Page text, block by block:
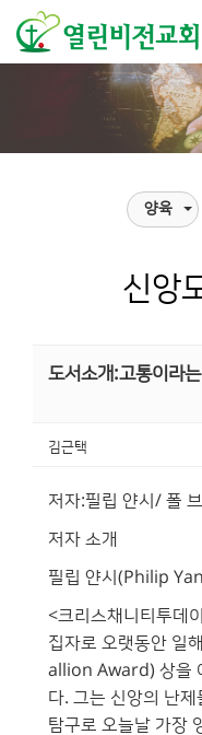
양육
신앙
도서소개:고통이라
김근택
저자:필립 얀시/ 폴
저자 소개
필립 얀시(Philip
<크리스채니티투데
집자로 오랫동안 일
allion Award) 상을
다. 그는 신앙의 난
탐구로 오늘날 가장